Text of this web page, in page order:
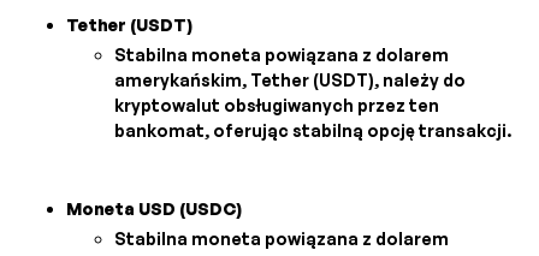
Tether (USDT)
Stabilna moneta powiązana z dolarem
amerykańskim, Tether (USDT), należy do
kryptowalut obsługiwanych przez ten
bankomat, oferując stabilną opcję transakcji.
Moneta USD (USDC)
Stabilna moneta powiązana z dolarem